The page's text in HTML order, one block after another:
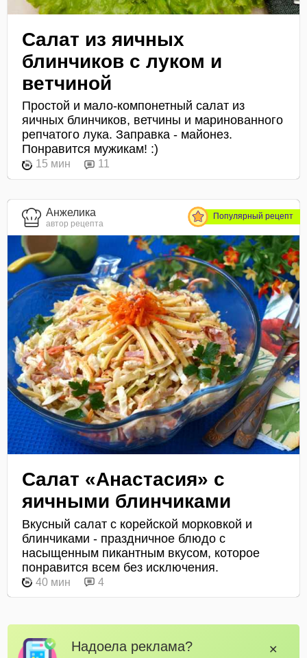
Салат из яичных
блинчиков с луком и
ветчиной
Простой и мало-компонетный салат из
яичных блинчиков, ветчины и маринованного
репчатого лука. Заправка - майонез.
Понравится мужикам! :)
15 мин 11
Анжелика
автор рецепта
Популярный рецепт
Салат «Анастасия» с
яичными блинчиками
Вкусный салат с корейской морковкой и
блинчиками - праздничное блюдо с
насыщенным пикантным вкусом, которое
понравится всем без исключения.
40 мин 4
Надоела реклама? ✕